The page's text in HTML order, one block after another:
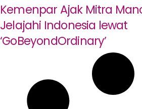
Kemenpar Ajak Mitra
Jelajahi Indonesia lewat
‘GoBeyondOrdinary’